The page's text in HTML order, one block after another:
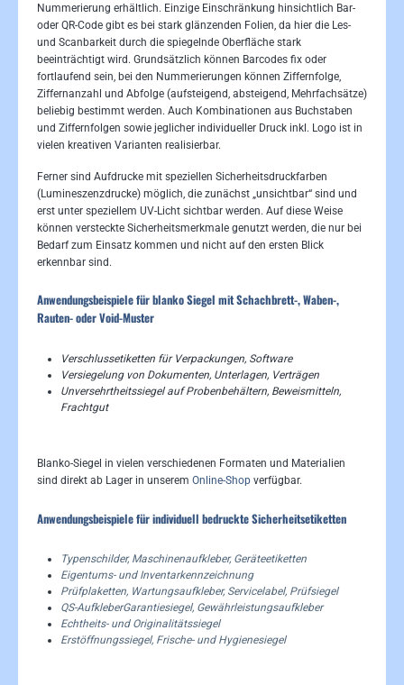
Nummerierung erhältlich. Einzige Einschränkung hinsichtlich Bar-
oder QR-Code gibt es bei stark glänzenden Folien, da hier die Les-
und Scanbarkeit durch die spiegelnde Oberfläche stark
beeinträchtigt wird. Grundsätzlich können Barcodes fix oder
fortlaufend sein, bei den Nummerierungen können Ziffernfolge,
Ziffernanzahl und Abfolge (aufsteigend, absteigend, Mehrfachsätze)
beliebig bestimmt werden. Auch Kombinationen aus Buchstaben
und Ziffernfolgen sowie jeglicher individueller Druck inkl. Logo ist in
vielen kreativen Varianten realisierbar.
Ferner sind Aufdrucke mit speziellen Sicherheitsdruckfarben
(Lumineszenzdrucke) möglich, die zunächst „unsichtbar“ sind und
erst unter speziellem UV-Licht sichtbar werden. Auf diese Weise
können versteckte Sicherheitsmerkmale genutzt werden, die nur bei
Bedarf zum Einsatz kommen und nicht auf den ersten Blick
erkennbar sind.
Anwendungsbeispiele für blanko Siegel mit Schachbrett-, Waben-,
Rauten- oder Void-Muster
Verschlussetiketten für Verpackungen, Software
Versiegelung von Dokumenten, Unterlagen, Verträgen
Unversehrtheitssiegel auf Probenbehältern, Beweismitteln,
Frachtgut
Blanko-Siegel in vielen verschiedenen Formaten und Materialien
sind direkt ab Lager in unserem Online-Shop verfügbar.
Anwendungsbeispiele für individuell bedruckte Sicherheitsetiketten
Typenschilder, Maschinenaufkleber, Geräteetiketten
Eigentums- und Inventarkennzeichnung
Prüfplaketten, Wartungsaufkleber, Servicelabel, Prüfsiegel
QS-AufkleberGarantiesiegel, Gewährleistungsaufkleber
Echtheits- und Originalitätssiegel
Erstöffnungssiegel, Frische- und Hygienesiegel